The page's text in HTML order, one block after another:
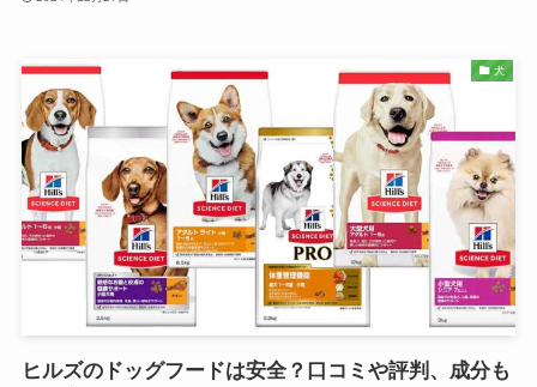
犬
ヒルズのドッグフードは安全？口コミや評判、成分も